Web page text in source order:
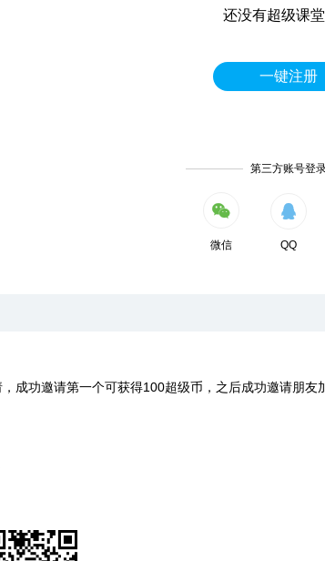
还没有超级课
一键注册
第三方账号登
微信 QQ
功邀请第一个可获得100超级币，之后成功邀请朋